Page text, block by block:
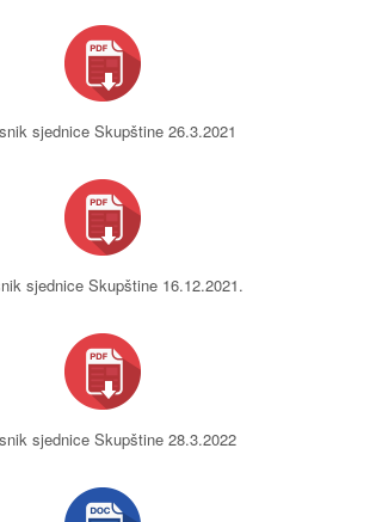
sjednice Skupštine 26.3.2021
sjednice Skupštine 16.12.2021.
sjednice Skupštine 28.3.2022